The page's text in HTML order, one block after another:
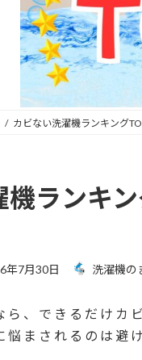
カビない洗濯機ランキング
機ランキ
年7月30日 洗濯機の
ら、できるだけカ
まされるのは避